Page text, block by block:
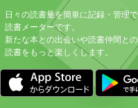
日々の読書量を簡単に記録・管理
読書メーターです。
新たな本との出会いや読書仲間との
読書をもっと楽しくします。